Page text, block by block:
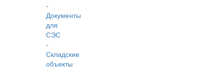
-
Документы
для
СЭС
-
Складские
объекты